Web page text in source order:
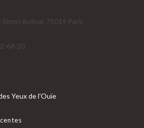
Bolivar, 75019 Paris
64-20
Yeux de l'Ouïe